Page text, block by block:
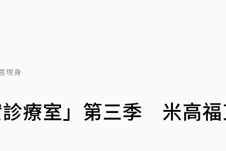
現身
診療室」第三季 米高